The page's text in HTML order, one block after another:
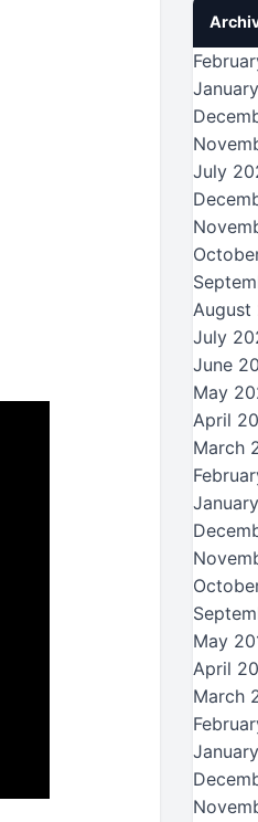
July
August
July
June
May
April
March
May
April
March